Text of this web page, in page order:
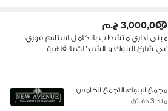
3,000,000 ج.م
مبنى اداري متشطب بالكامل استلام فوري
في شارع البنوك و الشركات بالقاهرة
مجمع البنوك، التجمع الخامس
منذ 3 دقائق